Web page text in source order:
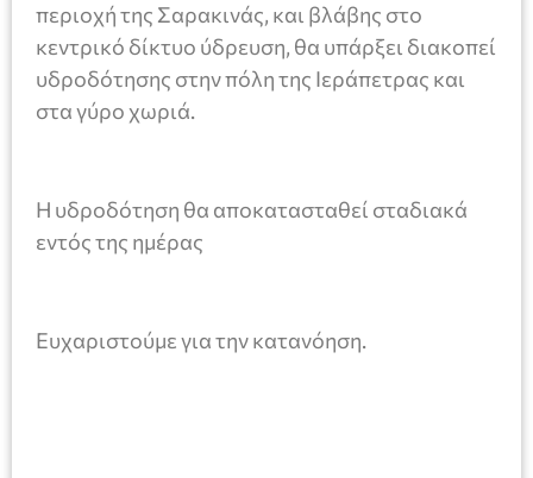
περιοχή της Σαρακινάς, και βλάβης στο
κεντρικό δίκτυο ύδρευση, θα υπάρξει διακοπεί
υδροδότησης στην πόλη της Ιεράπετρας και
στα γύρο χωριά.
Η υδροδότηση θα αποκατασταθεί σταδιακά
εντός της ημέρας
Ευχαριστούμε για την κατανόηση.